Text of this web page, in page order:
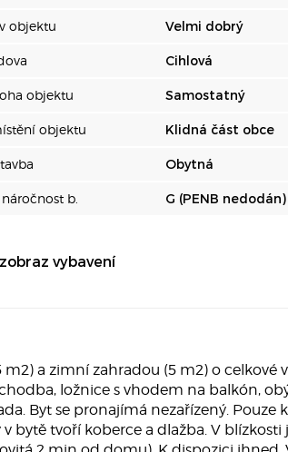
objektu Velmi dobrý
Cihlová
objektu Samostatný
objektu Klidná část obce
Obytná
náročnost b. G (PENB nedodán)
zobraz vybavení
a zimní zahradou (5 m2) o celkové
ložnice s vhodem na balkón,
Byt se pronajímá nezařízený. Pouze
tvoří koberce a dlažba. V blízkosti